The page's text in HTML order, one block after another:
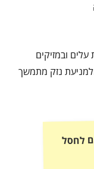
ובמזיקים
נזק מתמשך
לחסל